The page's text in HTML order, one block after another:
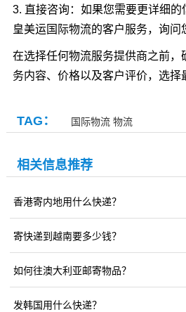
3. 直接咨询：如果您需要更详细
皇美运国际物流的客户服务，询问
在选择任何物流服务提供商之前，
务内容、价格以及客户评价，选择
TAG： 国际物流 物流
相关信息推荐
香港寄内地用什么快递？
寄快递到越南要多少钱？
如何往澳大利亚邮寄物品？
发韩国用什么快递？